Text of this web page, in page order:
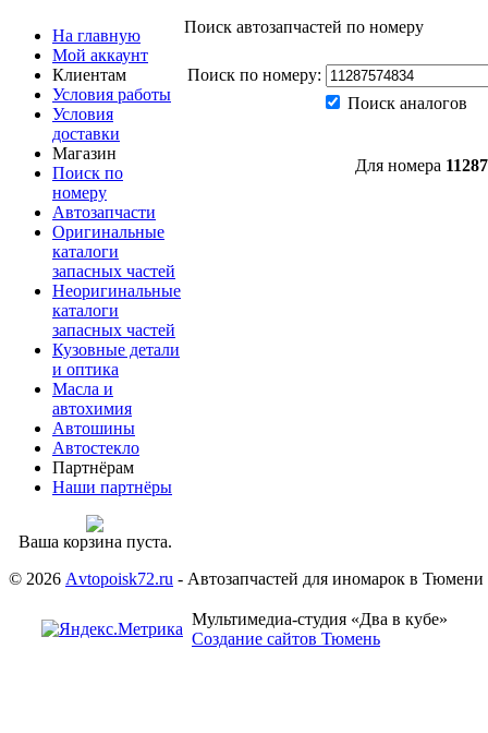
На главную
Мой аккаунт
Клиентам
Условия работы
Условия
доставки
Магазин
Поиск по
номеру
Автозапчасти
Оригинальные
каталоги
запасных частей
Неоригинальные
каталоги
запасных частей
Кузовные детали
и оптика
Масла и
автохимия
Автошины
Автостекло
Партнёрам
Наши партнёры
Ваша корзина пуста.
Поиск автозапчастей по номеру
Поиск по номеру:
Поиск аналогов
Для номера
© 2026 Аvtopoisk72.ru - Автозапчастей для иномарок в Тюмени
Мультимедиа-студия «Два в кубе»
Создание сайтов Тюмень